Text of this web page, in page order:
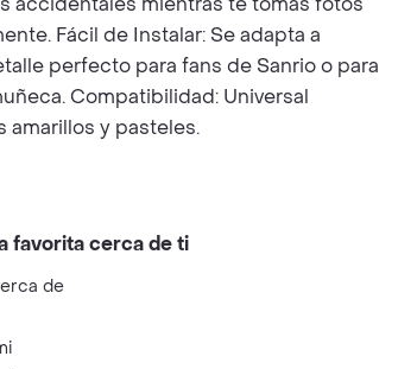
Fácil de Instalar: Se adapta a
perfecto para fans de Sanrio o para
Compatibilidad: Universal
amarillos y pasteles.
favorita cerca de ti
de